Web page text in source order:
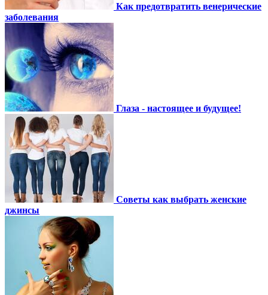
Как предотвратить венерические
заболевания
Глаза - настоящее и будущее!
Советы как выбрать женские
джинсы